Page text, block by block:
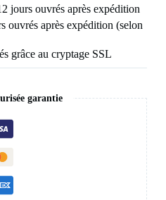
jours ouvrés après expédition
ouvrés après expédition (selon
grâce au cryptage SSL
garantie